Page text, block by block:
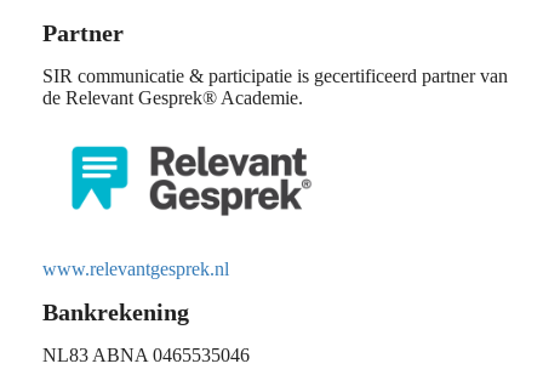
Partner
SIR communicatie & participatie is gecertificeerd partner van
de Relevant Gesprek® Academie.
www.relevantgesprek.nl
Bankrekening
NL83 ABNA 0465535046